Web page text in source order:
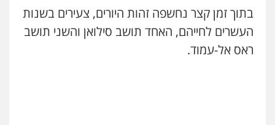
0548009246
דוד אפרים משרד עורכי דין
בתוך זמן קצר נחשפה זהות היורים, צעירים בשנות
העשרים לחייהם, האחד תושב סילואן והשני תושב
ראס אל-עמוד.